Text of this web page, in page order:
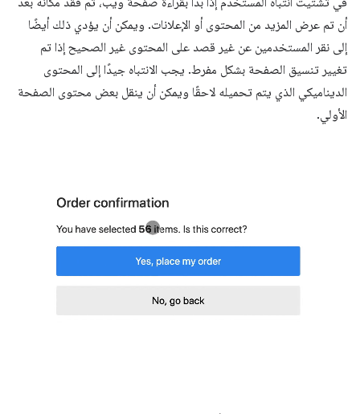
أن تم عرض المزيد من المحتوى أو الإعلانات. ويمكن أن يؤدي ذلك أيضًا
إلى نقر المستخدمين عن غير قصد على المحتوى غير الصحيح إذا تم
تغيير تنسيق الصفحة بشكل مفرط. يجب الانتباه جيدًا إلى المحتوى
الديناميكي الذي يتم تحميله لاحقًا ويمكن أن ينقل بعض محتوى الصفحة
الأولي.